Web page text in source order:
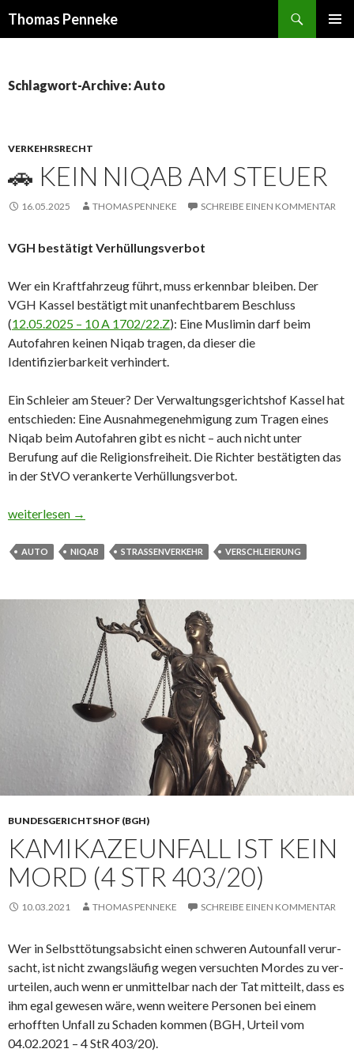
Thomas Penneke
Schlagwort-Archive: Auto
VERKEHRSRECHT
🚗 KEIN NIQAB AM STEUER
16.05.2025 THOMAS PENNEKE SCHREIBE EINEN KOMMENTAR
VGH bestätigt Verhüllungsverbot
Wer ein Kraftfahrzeug führt, muss erkennbar bleiben. Der
VGH Kassel bestätigt mit unanfechtbarem Beschluss
(12.05.2025 – 10 A 1702/22.Z): Eine Muslimin darf beim
Autofahren keinen Niqab tragen, da dieser die
Identifizierbarkeit verhindert.
Ein Schleier am Steuer? Der Verwaltungsgerichtshof Kassel hat
entschieden: Eine Ausnahmegenehmigung zum Tragen eines
Niqab beim Autofahren gibt es nicht – auch nicht unter
Berufung auf die Religionsfreiheit. Die Richter bestätigten das
in der StVO verankerte Verhüllungsverbot.
🚗 Kein Niqab am Steuer
weiterlesen →
AUTO NIQAB STRASSENVERKEHR VERSCHLEIERUNG
BUNDESGERICHTSHOF (BGH)
KAMIKAZEUNFALL IST KEIN
MORD (4 STR 403/20)
10.03.2021 THOMAS PENNEKE SCHREIBE EINEN KOMMENTAR
Wer in Selbst­tö­tungs­ab­sicht einen schwe­ren Au­to­un­fall ver­ur­
sacht, ist nicht zwangs­läu­fig wegen ver­such­ten Mor­des zu ver­
ur­tei­len, auch wenn er unmittelbar nach der Tat mitteilt, dass es
ihm egal gewesen wäre, wenn weitere Personen bei einem
erhofften Unfall zu Schaden kommen (BGH, Urteil vom
04.02.2021 – 4 StR 403/20).